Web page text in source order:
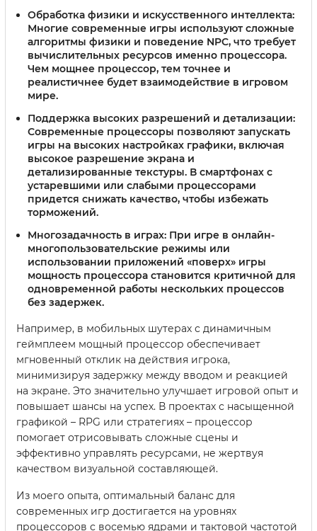
Обработка физики и искусственного интеллекта:
Многие современные игры используют сложные
алгоритмы физики и поведение NPC, что требует
вычислительных ресурсов именно процессора.
Чем мощнее процессор, тем точнее и
реалистичнее будет взаимодействие в игровом
мире.
Поддержка высоких разрешений и детализации:
Современные процессоры позволяют запускать
игры на высоких настройках графики, включая
высокое разрешение экрана и
детализированные текстуры. В смартфонах с
устаревшими или слабыми процессорами
придется снижать качество, чтобы избежать
торможений.
Многозадачность в играх: При игре в онлайн-
многопользовательские режимы или
использовании приложений «поверх» игры
мощность процессора становится критичной для
одновременной работы нескольких процессов
без задержек.
Например, в мобильных шутерах с динамичным
геймплеем мощный процессор обеспечивает
мгновенный отклик на действия игрока,
минимизируя задержку между вводом и реакцией
на экране. Это значительно улучшает игровой опыт и
повышает шансы на успех. В проектах с насыщенной
графикой – RPG или стратегиях – процессор
помогает отрисовывать сложные сцены и
эффективно управлять ресурсами, не жертвуя
качеством визуальной составляющей.
Из моего опыта, оптимальный баланс для
современных игр достигается на уровнях
процессоров с восемью ядрами и тактовой частотой